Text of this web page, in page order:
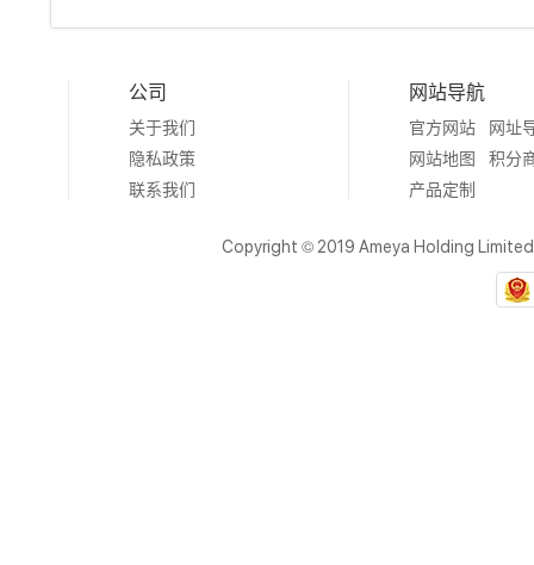
公司
关于我们
隐私政策
联系我们
网站导航
官方网站
网址
网站地图
积分
产品定制
Copyright © 2019 Ameya Holding